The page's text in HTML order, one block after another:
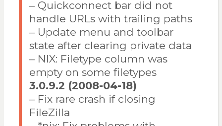
– Quickconnect bar did not
handle URLs with trailing paths
– Update menu and toolbar
state after clearing private data
– NIX: Filetype column was
empty on some filetypes
3.0.9.2 (2008-04-18)
– Fix rare crash if closing
FileZilla